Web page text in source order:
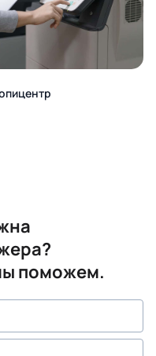
поможем.